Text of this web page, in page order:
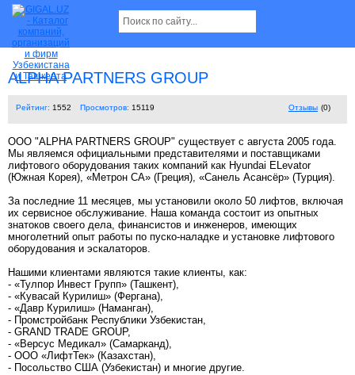
ALPHA PARTNERS GROUP
Рейтинг: 1552 Просмотров: 15119 Отзывы (0)
ООО "ALPHA PARTNERS GROUP" существует с августа 2005 года.
Мы являемся официальными представителями и поставщиками
лифтового оборудования таких компаний как Hyundai ELevator
(Южная Корея), «Метрон СА» (Греция), «Санель Асансёр» (Турция).
За последние 11 месяцев, мы установили около 50 лифтов, включая
их сервисное обслуживание. Наша команда состоит из опытных
знатоков своего дела, финансистов и инженеров, имеющих
многолетний опыт работы по пуско-наладке и установке лифтового
оборудования и эскалаторов.
Нашими клиентами являются такие клиенты, как:
- «Тулпор Инвест Групп» (Ташкент),
- «Кувасай Курилиш» (Фергана),
- «Давр Курилиш» (Наманган),
- Промстройбанк Республики Узбекистан,
- GRAND TRADE GROUP,
- «Версус Медикал» (Самарканд),
- ООО «ЛифтТек» (Казахстан),
- Посольство США (Узбекистан) и многие другие.